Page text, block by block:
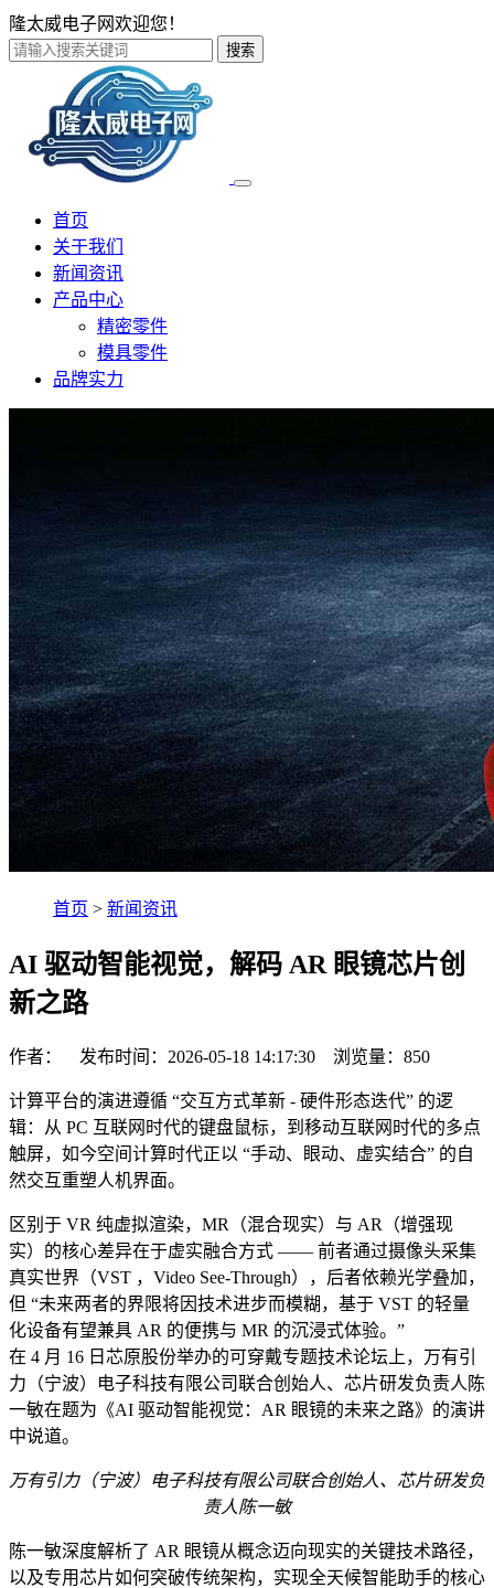
隆太威电子网欢迎您！
搜索
首页
关于我们
新闻资讯
产品中心
精密零件
模具零件
品牌实力
首页 > 新闻资讯
AI 驱动智能视觉，解码 AR 眼镜芯片创
新之路
作者： 发布时间：2026-05-18 14:17:30 浏览量： 850
计算平台的演进遵循 “交互方式革新 - 硬件形态迭代” 的逻
辑：从 PC 互联网时代的键盘鼠标，到移动互联网时代的多点
触屏，如今空间计算时代正以 “手动、眼动、虚实结合” 的自
然交互重塑人机界面。
区别于 VR 纯虚拟渲染，MR（混合现实）与 AR（增强现
实）的核心差异在于虚实融合方式 —— 前者通过摄像头采集
真实世界（VST ，Video See-Through），后者依赖光学叠加，
但 “未来两者的界限将因技术进步而模糊，基于 VST 的轻量
化设备有望兼具 AR 的便携与 MR 的沉浸式体验。”
在 4 月 16 日芯原股份举办的可穿戴专题技术论坛上，万有引
力（宁波）电子科技有限公司联合创始人、芯片研发负责人陈
一敏在题为《AI 驱动智能视觉：AR 眼镜的未来之路》的演讲
中说道。
万有引力（宁波）电子科技有限公司联合创始人、芯片研发负
责人陈一敏
陈一敏深度解析了 AR 眼镜从概念迈向现实的关键技术路径，
以及专用芯片如何突破传统架构，实现全天候智能助手的核心